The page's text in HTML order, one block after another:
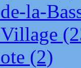
la-
(2)